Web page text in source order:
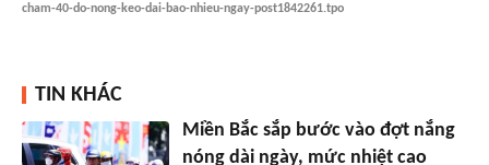
cham-40-do-nong-keo-dai-bao-nhieu-ngay-post1842261.tpo
TIN KHÁC
Miền Bắc sắp bước vào đợt nắng
nóng dài ngày, mức nhiệt cao